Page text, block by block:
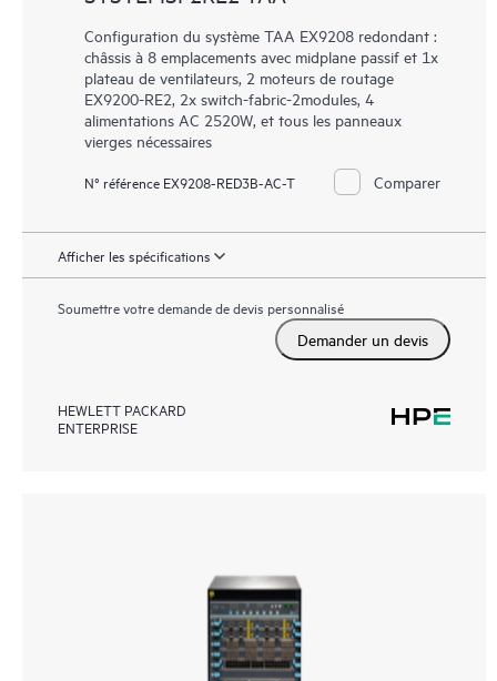
Configuration du système TAA EX9208 redondant :
châssis à 8 emplacements avec midplane passif et 1x
plateau de ventilateurs, 2 moteurs de routage
EX9200-RE2, 2x switch-fabric-2modules, 4
alimentations AC 2520W, et tous les panneaux
vierges nécessaires
N° référence EX9208-RED3B-AC-T Comparer
Afficher les spécifications
Soumettre votre demande de devis personnalisé
Demander un devis
HEWLETT PACKARD
ENTERPRISE